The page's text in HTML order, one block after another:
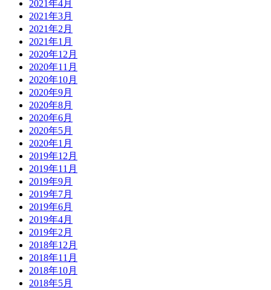
2021年4月
2021年3月
2021年2月
2021年1月
2020年12月
2020年11月
2020年10月
2020年9月
2020年8月
2020年6月
2020年5月
2020年1月
2019年12月
2019年11月
2019年9月
2019年7月
2019年6月
2019年4月
2019年2月
2018年12月
2018年11月
2018年10月
2018年5月